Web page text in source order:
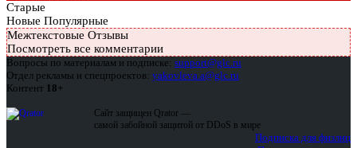
Старые
Новые Популярные
Межтекстовые Отзывы
Посмотреть все комментарии
Вопросы по материалам и подписке: support@glc.ru
Отдел рекламы и спецпроектов: yakovleva.a@glc.ru
Контент 18+
Сайт защищен Qrator —
самой забойной защитой от DDoS в мире
Подписка для физлиц